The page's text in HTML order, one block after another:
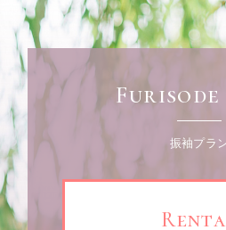
振袖プラ